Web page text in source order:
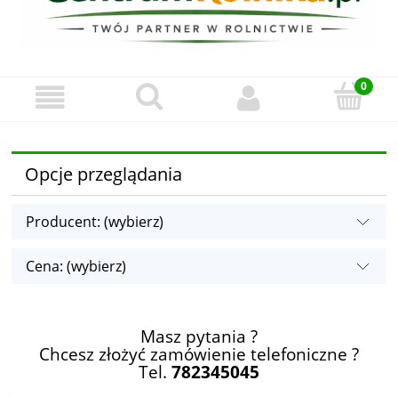
Opcje przeglądania
Producent: (wybierz)
Cena: (wybierz)
Masz pytania ?
Chcesz złożyć zamówienie telefoniczne ?
Tel. 782345045